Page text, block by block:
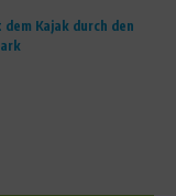
Kajak durch den